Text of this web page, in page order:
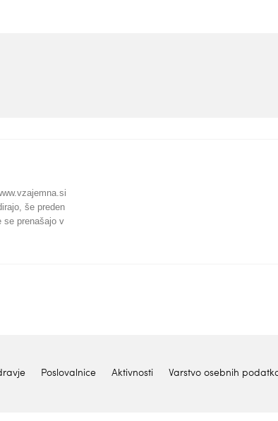
še preden
se prenašajo v
Poslovalnice Aktivnosti Varstvo osebnih